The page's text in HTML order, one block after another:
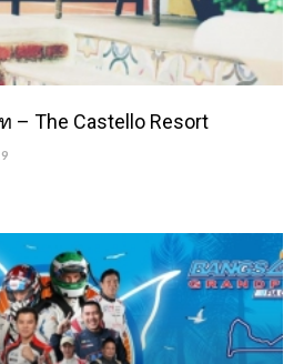
– The Castello Resort